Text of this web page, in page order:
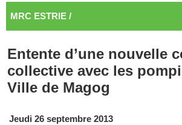
MRC ESTRIE /
Entente d’une nouvelle
collective avec les
Ville de Magog
Jeudi 26 septembre 2013